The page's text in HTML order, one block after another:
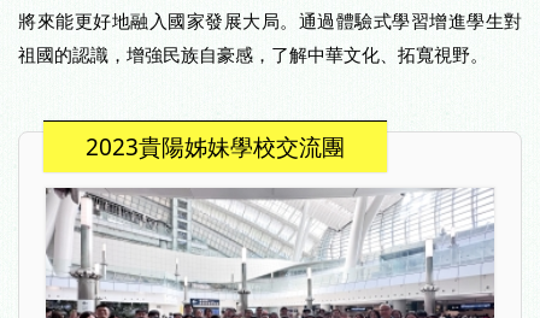
將來能更好地融入國家發展大局。通過體驗式學習增進學生對
祖國的認識，增強民族自豪感，了解中華文化、拓寬視野。
2023貴陽姊妹學校交流團